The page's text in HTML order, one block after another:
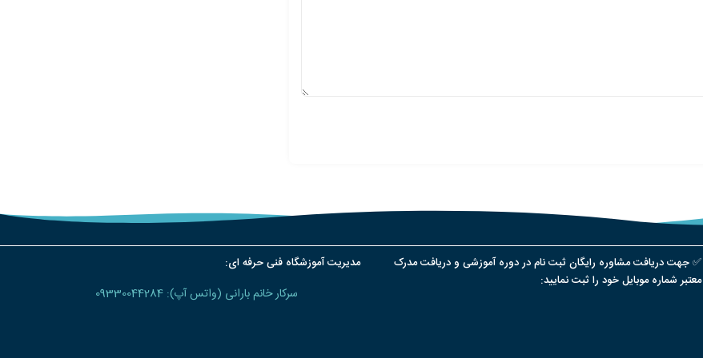
✅ جهت دریافت مشاوره رایگان ثبت نام در دوره آموزشی و دریافت مدرک
معتبر شماره موبایل خود را ثبت نمایید:
مدیریت آموزشگاه فنی حرفه ای:
سرکار خانم بارانی (واتس آپ): 09330044284